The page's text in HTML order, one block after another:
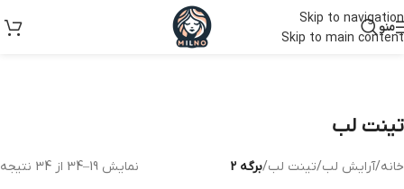
Skip to navigation
Skip to main content
منو
تینت لب
خانه/آرایش لب/تینت لب/برگه 2
نمایش 19–34 از 34 نتیجه